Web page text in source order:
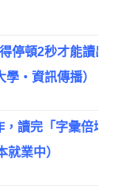
停頓2秒才能讀
‧資訊傳播）
讀完「字彙倍
業中）